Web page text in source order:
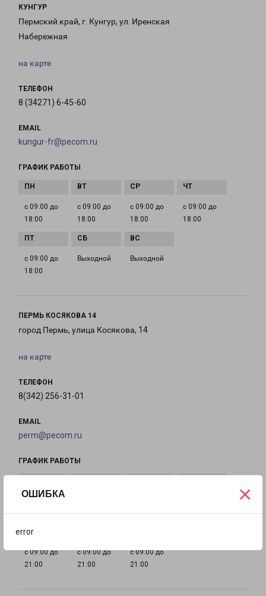
ОШИБКА
error
×
КУНГУР
Пермский край, г. Кунгур, ул. Иренская
Набережная
на карте
ТЕЛЕФОН
8 (34271) 6-45-60
EMAIL
kungur-fr@pecom.ru
ГРАФИК РАБОТЫ
с 09:00 до
18:00
с 09:00 до
18:00
с 09:00 до
18:00
с 09:00 до
18:00
с 09:00 до
18:00
Выходной Выходной
ПЕРМЬ КОСЯКОВА 14
город Пермь, улица Косякова, 14
на карте
ТЕЛЕФОН
8(342) 256-31-01
EMAIL
perm@pecom.ru
ГРАФИК РАБОТЫ
21:00
21:00
21:00
21:00
с 09:00 до
21:00
с 09:00 до
21:00
с 09:00 до
21:00